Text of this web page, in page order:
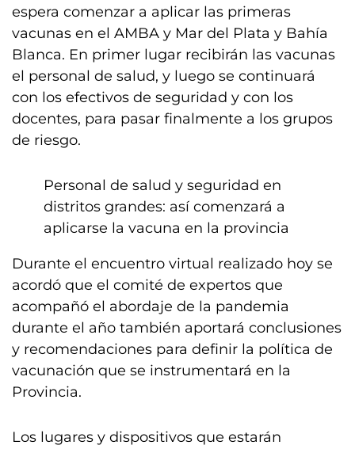
espera comenzar a aplicar las primeras
vacunas en el AMBA y Mar del Plata y Bahía
Blanca. En primer lugar recibirán las vacunas
el personal de salud, y luego se continuará
con los efectivos de seguridad y con los
docentes, para pasar finalmente a los grupos
de riesgo.
Personal de salud y seguridad en
distritos grandes: así comenzará a
aplicarse la vacuna en la provincia
Durante el encuentro virtual realizado hoy se
acordó que el comité de expertos que
acompañó el abordaje de la pandemia
durante el año también aportará conclusiones
y recomendaciones para definir la política de
vacunación que se instrumentará en la
Provincia.
Los lugares y dispositivos que estarán